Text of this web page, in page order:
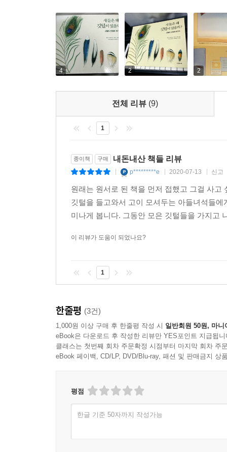
4 2 2
전체 리뷰 (9)
1
종이책 구매 내돈내산 책들 리뷰
p*********e 2020-07-13 신고
원래는 원서로 된 책을 먼저 접했고 그걸 사
깃털을 들고와서 고이 모셔두는 아들녀석들
미나게 봅니다. 그동안 모은 깃털들을 가지고
이 리뷰가 도움이 되었나요?
1
한줄평 (3건)
1,000원 이상 구매 후 한줄평 작성 시 일반회원 50원, 마니
eBook은 다운로드 후 작성한 리뷰만 YES포인트 지급됩니
클래스는 첫번째 회차 주문확정 시점부터 마지막 회차 주
eBook 페이백, CD/LP, DVD/Blu-ray, 패션 및 판매금지 상
평점
한글 기준 50자까지 작성가능